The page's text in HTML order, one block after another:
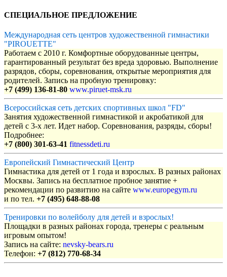
СПЕЦИАЛЬНОЕ ПРЕДЛОЖЕНИЕ
Международная сеть центров художественной гимнастики
"PIROUETTE"
Работаем с 2010 г. Комфортные оборудованные центры,
гарантированный результат без вреда здоровью. Выполнение
разрядов, сборы, соревнования, открытые мероприятия для
родителей. Запись на пробную тренировку:
+7 (499) 136-81-80 www.piruet-msk.ru
Всероссийская сеть детских спортивных школ "FD"
Занятия художественной гимнастикой и акробатикой для
детей с 3-х лет. Идет набор. Соревнования, разряды, сборы!
Подробнее:
+7 (800) 301-63-41 fitnessdeti.ru
Европейский Гимнастический Центр
Гимнастика для детей от 1 года и взрослых. В разных районах
Москвы. Запись на бесплатное пробное занятие +
рекомендации по развитию на сайте www.europegym.ru
и по тел. +7 (495) 648-88-08
Тренировки по волейболу для детей и взрослых!
Площадки в разных районах города, тренеры с реальным
игровым опытом!
Запись на сайте: nevsky-bears.ru
Телефон: +7 (812) 770-68-34